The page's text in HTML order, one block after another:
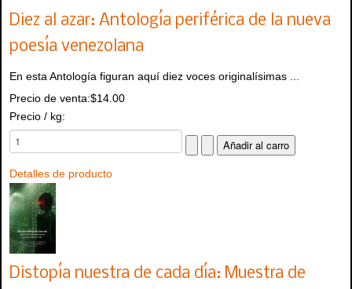
Diez al azar: Antología periférica de la nueva
poesía venezolana
En esta Antología figuran aquí diez voces originalísimas ...
Precio de venta:$14.00
Precio / kg:
Detalles de producto
Distopía nuestra de cada día: Muestra de